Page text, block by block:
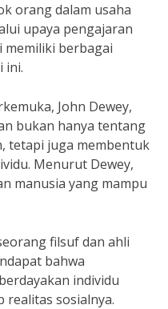
orang dalam usaha
upaya pengajaran
memiliki berbagai
ini.
John Dewey,
bukan hanya tentang
tetapi juga membentuk
Menurut Dewey,
manusia yang mampu
filsuf dan ahli
bahwa
individu
sosialnya.